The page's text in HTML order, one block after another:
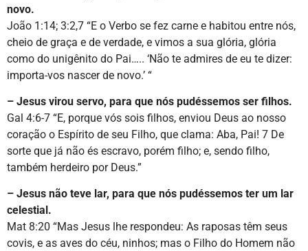
novo.
João 1:14; 3:2,7 “E o Verbo se fez carne e habitou entre nós,
cheio de graça e de verdade, e vimos a sua glória, glória
como do unigênito do Pai….. ‘Não te admires de eu te dizer:
importa-vos nascer de novo.’ “
– Jesus virou servo, para que nós pudéssemos ser filhos.
Gal 4:6-7 “E, porque vós sois filhos, enviou Deus ao nosso
coração o Espírito de seu Filho, que clama: Aba, Pai! 7 De
sorte que já não és escravo, porém filho; e, sendo filho,
também herdeiro por Deus.”
– Jesus não teve lar, para que nós pudéssemos ter um lar
celestial.
Mat 8:20 “Mas Jesus lhe respondeu: As raposas têm seus
covis, e as aves do céu, ninhos; mas o Filho do Homem não